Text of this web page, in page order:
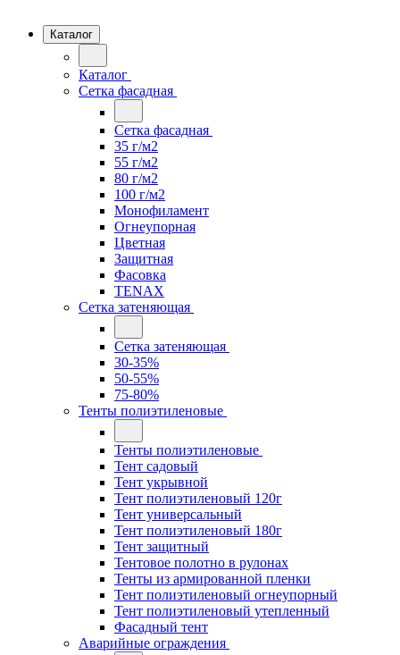
Каталог
Каталог
Сетка фасадная
Сетка фасадная
35 г/м2
55 г/м2
80 г/м2
100 г/м2
Монофиламент
Огнеупорная
Цветная
Защитная
Фасовка
TENAX
Сетка затеняющая
Сетка затеняющая
30-35%
50-55%
75-80%
Тенты полиэтиленовые
Тенты полиэтиленовые
Тент садовый
Тент укрывной
Тент полиэтиленовый 120г
Тент универсальный
Тент полиэтиленовый 180г
Тент защитный
Тентовое полотно в рулонах
Тенты из армированной пленки
Тент полиэтиленовый огнеупорный
Тент полиэтиленовый утепленный
Фасадный тент
Аварийные ограждения